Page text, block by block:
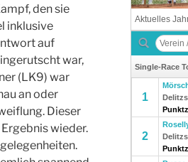
den sie
inklusive
auf
war,
(LK9) war
an oder
Dieser
wieder.